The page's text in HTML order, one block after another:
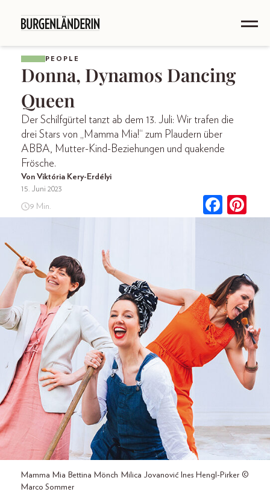
PEOPLE
Donna, Dynamos Dancing
Queen
Der Schilfgürtel tanzt ab dem 13. Juli: Wir trafen die
drei Stars von „Mamma Mia!“ zum Plaudern über
ABBA, Mutter-Kind-Beziehungen und quakende
Frösche.
Von Viktória Kery-Erdélyi
15. Juni 2023
9 Min.
Mamma Mia Bettina Mönch Milica Jovanović Ines Hengl-Pirker ©
Marco Sommer